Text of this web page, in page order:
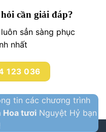
cần giải đáp?
sẳn sàng phục
nhất
123 036
tin các chương trình
Hoa tươi Nguyệt Hỷ bạn